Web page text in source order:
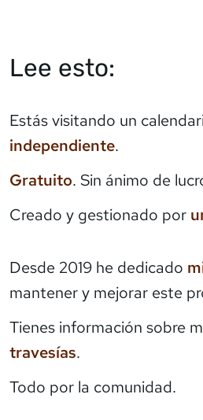
Lee esto:
Estás visitando un
independiente.
Gratuito. Sin ánimo de
Creado y gestionado por
Desde 2019 he dedicado
mantener y mejorar este
Tienes información sobre
travesías.
Todo por la comunidad.